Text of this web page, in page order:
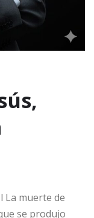
La muerte de
se produjo